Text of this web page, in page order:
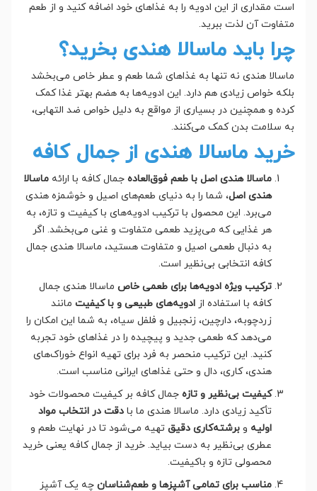
است مقداری از این ادویه را به غذاهای خود اضافه کنید و از طعم
متفاوت آن لذت ببرید.
چرا باید ماسالا هندی بخرید؟
ماسالا هندی نه تنها به غذاهای شما طعم و عطر خاص می‌بخشد
بلکه خواص زیادی هم دارد. این ادویه‌ها به هضم بهتر غذا کمک
کرده و همچنین در بسیاری از مواقع به دلیل خواص ضد التهابی،
به سلامت بدن کمک می‌کنند.
خرید ماسالا هندی از جمال کافه
ماسالا هندی اصل با طعم فوق‌العاده جمال کافه با ارائه ماسالا
هندی اصل، شما را به دنیای طعم‌های اصیل و خوشمزه هندی
می‌برد. این محصول با ترکیب ادویه‌های با کیفیت و تازه، به
هر غذایی که می‌پزید طعمی متفاوت و غنی می‌بخشد. اگر
به دنبال طعمی اصیل و متفاوت هستید، ماسالا هندی جمال
کافه انتخابی بی‌نظیر است.
ترکیب ویژه ادویه‌ها برای طعمی خاص ماسالا هندی جمال
کافه با استفاده از ادویه‌های طبیعی و با کیفیت مانند
زردچوبه، دارچین، زنجبیل و فلفل سیاه، به شما این امکان را
می‌دهد که طعمی جدید و پیچیده را در غذاهای خود تجربه
کنید. این ترکیب منحصر به فرد برای تهیه انواع خوراک‌های
هندی، کاری، دال و حتی غذاهای ایرانی مناسب است.
کیفیت بی‌نظیر و تازه جمال کافه بر کیفیت محصولات خود
تأکید زیادی دارد. ماسالا هندی ما با دقت در انتخاب مواد
اولیه و برشته‌کاری دقیق تهیه می‌شود تا در نهایت طعم و
عطری بی‌نظیر به دست بیاید. خرید از جمال کافه یعنی خرید
محصولی تازه و باکیفیت.
مناسب برای تمامی آشپزها و طعم‌شناسان چه یک آشپز